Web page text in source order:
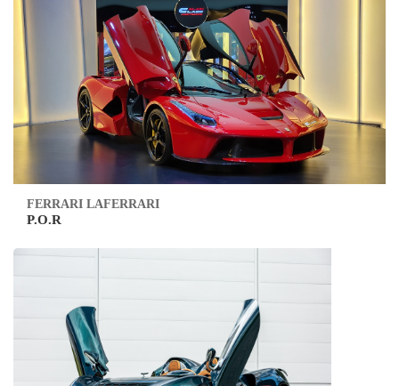
FERRARI LAFERRARI
P.O.R